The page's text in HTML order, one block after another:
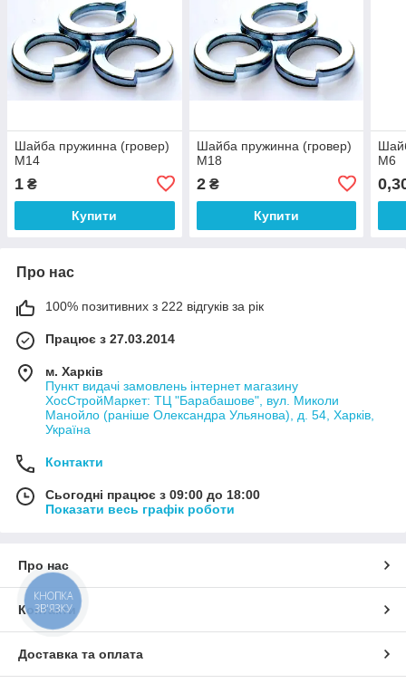
Шайба пружинна (гровер)
М14
1 ₴
Купити
Шайба пружинна (гровер)
М18
2₴
Купити
М6
Про нас
100% позитивних з 222 відгуків за рік
Працює з 27.03.2014
м. Харків
Пункт видачі замовлень інтернет магазину
ХосСтройМаркет: ТЦ "Барабашове", вул. Миколи
Манойло (раніше Олександра Ульянова), д. 54, Харків,
Україна
Контакти
Сьогодні працює з 09:00 до 18:00
Показати весь графік роботи
Про нас
Контакти
Доставка та оплата
КНОПКА
ЗВ'ЯЗКУ